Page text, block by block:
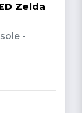
Zelda
-